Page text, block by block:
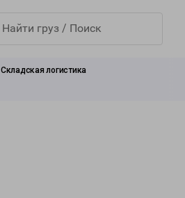
Складская логистика